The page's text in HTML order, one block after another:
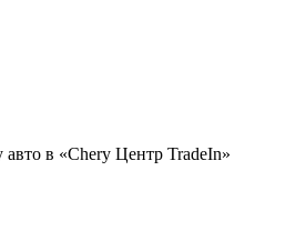
в «Chery Центр TradeIn»